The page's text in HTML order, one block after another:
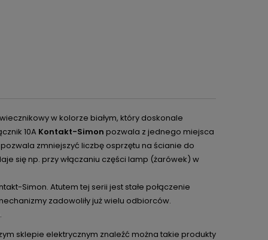
w kolorze białym, który doskonale
10A Kontakt-Simon pozwala z jednego miejsca
zmniejszyć liczbę osprzętu na ścianie do
się np. przy włączaniu części lamp (żarówek) w
Simon. Atutem tej serii jest stałe połączenie
zadowoliły już wielu odbiorców.
sklepie elektrycznym znaleźć można takie produkty